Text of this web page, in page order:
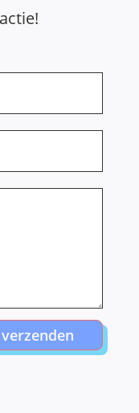
verzenden